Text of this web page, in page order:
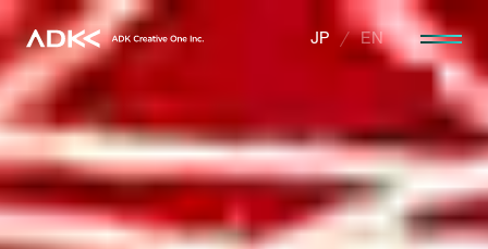
JP EN